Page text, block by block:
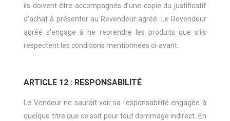
ils doivent être accompagnés d’une copie du justificatif
d’achat à présenter au Revendeur agréé. Le Revendeur
agréé s'engage à ne reprendre les produits que s'ils
respectent les conditions mentionnées ci-avant.
ARTICLE 12 : RESPONSABILITÉ
Le Vendeur ne saurait voir sa responsabilité engagée à
quelque titre que ce soit pour tout dommage indirect. En